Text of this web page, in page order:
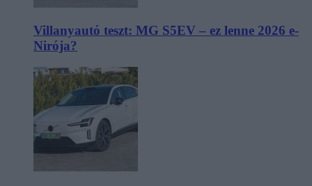
Villanyautó teszt: MG S5EV – ez lenne 2026 e-
Nirója?